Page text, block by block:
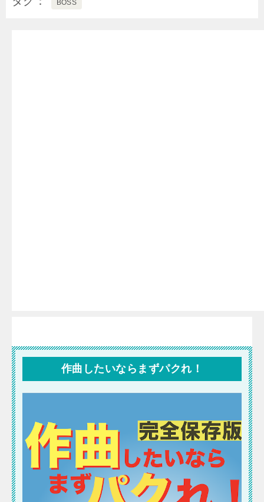
BOSS
作曲したいならまずパクれ！